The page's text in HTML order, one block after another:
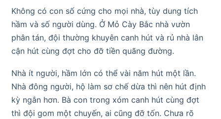
Không có con số cứng cho mọi nhà, tùy dung tích
hầm và số người dùng. Ở Mỏ Cày Bắc nhà vườn
phân tán, đội thường khuyên canh hút và rủ nhà lân
cận hút cùng đợt cho đỡ tiền quãng đường.
Nhà ít người, hầm lớn có thể vài năm hút một lần.
Nhà đông người, hộ làm sơ chế dừa thì nên hút định
kỳ ngắn hơn. Bà con trong xóm canh hút cùng đợt
thì đội gom một chuyến, ai cũng đỡ tốn. Chưa rõ